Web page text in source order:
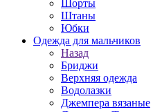
Шорты
Штаны
Юбки
Одежда для мальчиков
Назад
Бриджи
Верхняя одежда
Водолазки
Джемпера вязаные